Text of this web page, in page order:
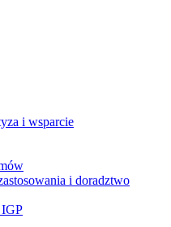
i wsparcie
i doradztwo